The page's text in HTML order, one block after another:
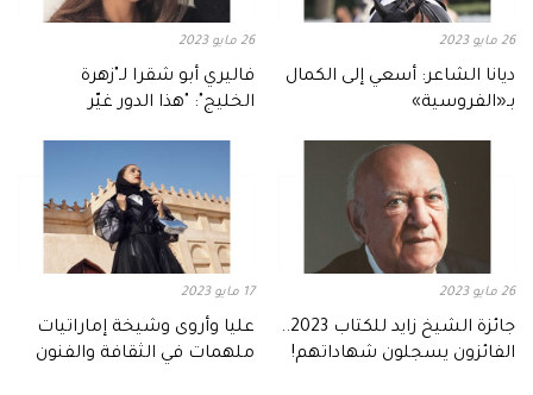
26 مايو 2023
ديانا الشاعر: أسعي إلى الكمال
بـ«الفروسية»
26 مايو 2023
فاليري أبو شقرا لـ"زهرة
الخليج": "هذا الدور غيّر
26 مايو 2023
جائزة الشيخ زايد للكتاب 2023..
الفائزون يسجلون شهاداتهم!
17 مايو 2023
عليا وأروى وشيخة إماراتيات
ملهمات في الثقافة والفنون